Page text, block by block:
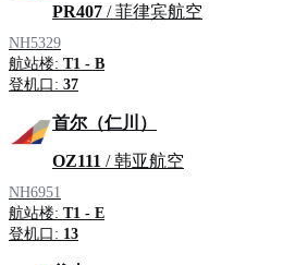
PR407 / 菲律宾航空
NH5329
航站楼: T1 - B
登机口: 37
首尔（仁川）
OZ111 / 韩亚航空
NH6951
航站楼: T1 - E
登机口: 13